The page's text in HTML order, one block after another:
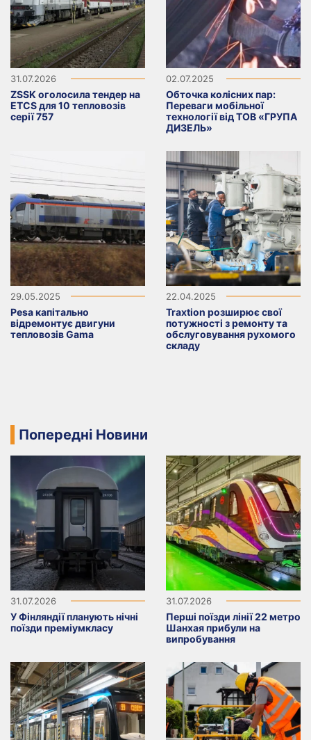
31.07.2026
ZSSK оголосила тендер на
ETCS для 10 тепловозів
серії 757
02.07.2025
Обточка колісних пар:
Переваги мобільної
технології від ТОВ «ГРУПА
ДИЗЕЛЬ»
29.05.2025
Pesa капітально
відремонтує двигуни
тепловозів Gama
22.04.2025
Traxtion розширює свої
потужності з ремонту та
обслуговування рухомого
складу
Попередні Новини
31.07.2026
У Фінляндії планують нічні
поїзди преміумкласу
31.07.2026
Перші поїзди лінії 22 метро
Шанхая прибули на
випробування